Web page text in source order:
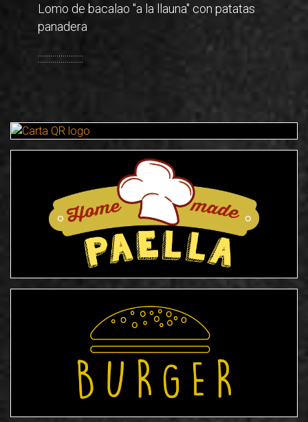
Lomo de bacalao "a la llauna" con patatas
panadera
::::::::::::::::::::::